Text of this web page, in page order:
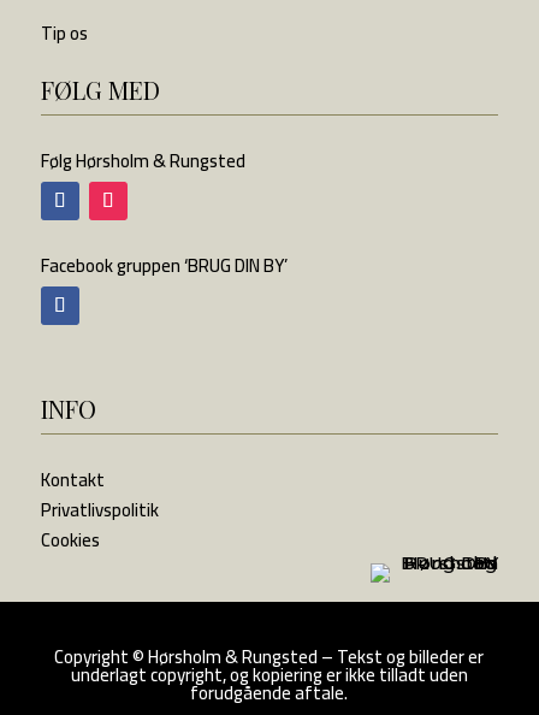
Tip os
FØLG MED
Følg Hørsholm & Rungsted
Facebook gruppen ‘BRUG DIN BY’
INFO
Kontakt
Privatlivspolitik
Cookies
Copyright©Hørsholm & Rungsted – Tekst og billeder er
underlagt copyright, og kopiering er ikke tilladt uden
forudgående aftale.